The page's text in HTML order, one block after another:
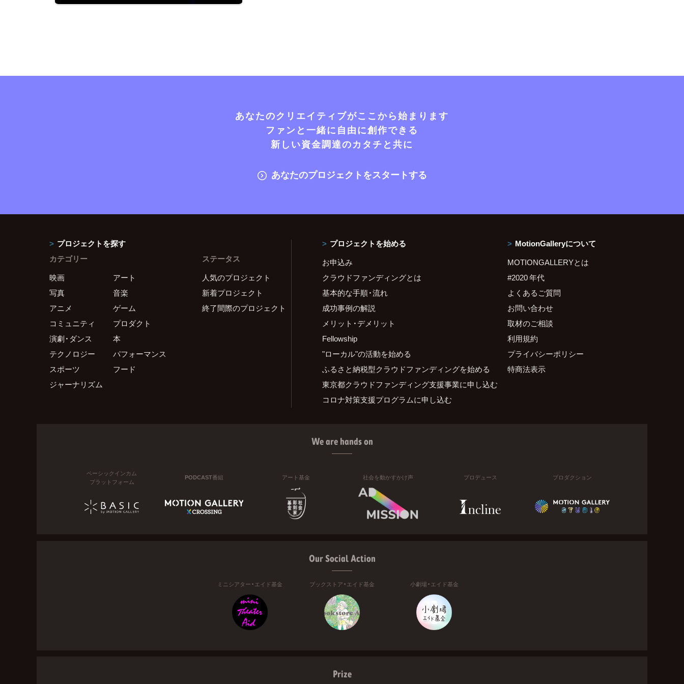
あなたのクリエイティブがここから始まります
ファンと一緒に自由に創作できる
新しい資金調達のカタチと共に
あなたのプロジェクトをスタートする
プロジェクトを探す
カテゴリー
映画
アート
写真
音楽
アニメ
ゲーム
コミュニティ
プロダクト
演劇・ダンス
本
テクノロジー
パフォーマンス
スポーツ
フード
ジャーナリズム
ステータス
人気のプロジェクト
新着プロジェクト
終了間際のプロジェクト
プロジェクトを始める
お申込み
クラウドファンディングとは
基本的な手順・流れ
成功事例の解説
メリット・デメリット
Fellowship
"ローカル"の活動を始める
ふるさと納税型クラウドファンディングを始める
東京都クラウドファンディング支援事業に申し込む
コロナ対策支援プログラムに申し込む
MotionGalleryについて
MOTIONGALLERYとは
#2020 年代
よくあるご質問
お問い合わせ
取材のご相談
利用規約
プライバシーポリシー
特商法表示
We are hands on
ベーシックインカム
プラットフォーム
PODCAST番組 アート基金 社会を動かすかけ声 プロデュース プロダクション
Our Social Action
ミニシアター・エイド基金 ブックストア・エイド基金 小劇場・エイド基金
Prize